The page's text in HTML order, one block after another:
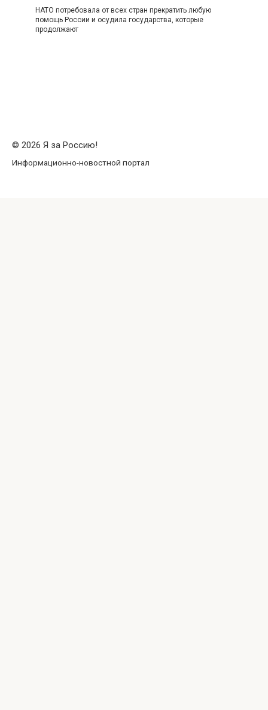
НАТО потребовала от всех стран прекратить любую
помощь России и осудила государства, которые
продолжают
© 2026 Я за Россию!
Информационно-новостной портал